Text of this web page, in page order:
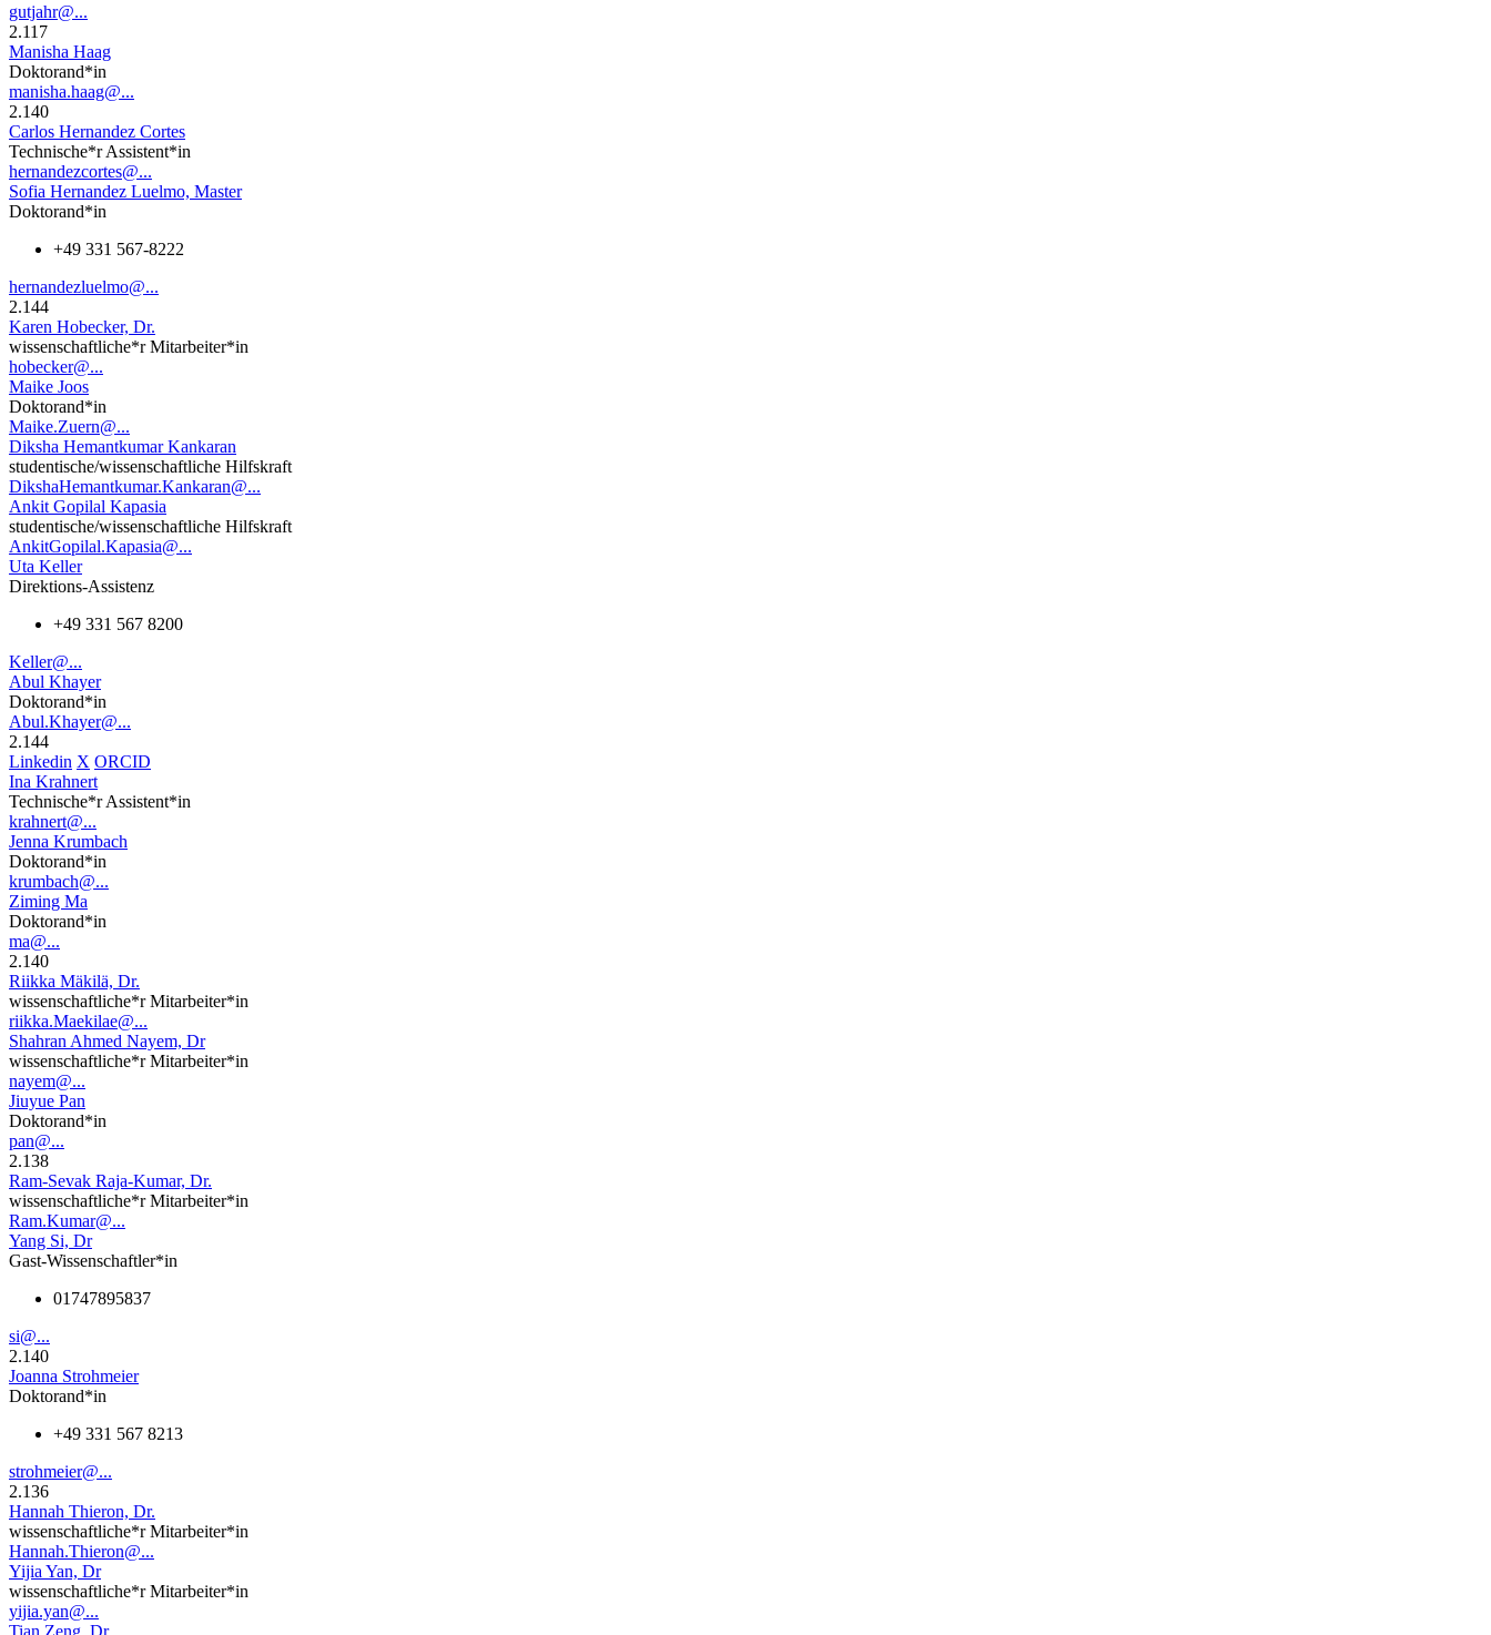
gutjahr@...
2.117
Manisha Haag
Doktorand*in
manisha.haag@...
2.140
Carlos Hernandez Cortes
Technische*r Assistent*in
hernandezcortes@...
Sofia Hernandez Luelmo, Master
Doktorand*in
+49 331 567-8222
hernandezluelmo@...
2.144
Karen Hobecker, Dr.
wissenschaftliche*r Mitarbeiter*in
hobecker@...
Maike Joos
Doktorand*in
Maike.Zuern@...
Diksha Hemantkumar Kankaran
studentische/wissenschaftliche Hilfskraft
DikshaHemantkumar.Kankaran@...
Ankit Gopilal Kapasia
studentische/wissenschaftliche Hilfskraft
AnkitGopilal.Kapasia@...
Uta Keller
Direktions-Assistenz
+49 331 567 8200
Keller@...
Abul Khayer
Doktorand*in
Abul.Khayer@...
2.144
Linkedin X ORCID
Ina Krahnert
Technische*r Assistent*in
krahnert@...
Jenna Krumbach
Doktorand*in
krumbach@...
Ziming Ma
Doktorand*in
ma@...
2.140
Riikka Mäkilä, Dr.
wissenschaftliche*r Mitarbeiter*in
riikka.Maekilae@...
Shahran Ahmed Nayem, Dr
wissenschaftliche*r Mitarbeiter*in
nayem@...
Jiuyue Pan
Doktorand*in
pan@...
2.138
Ram-Sevak Raja-Kumar, Dr.
wissenschaftliche*r Mitarbeiter*in
Ram.Kumar@...
Yang Si, Dr
Gast-Wissenschaftler*in
01747895837
si@...
2.140
Joanna Strohmeier
Doktorand*in
+49 331 567 8213
strohmeier@...
2.136
Hannah Thieron, Dr.
wissenschaftliche*r Mitarbeiter*in
Hannah.Thieron@...
Yijia Yan, Dr
wissenschaftliche*r Mitarbeiter*in
yijia.yan@...
Tian Zeng, Dr.